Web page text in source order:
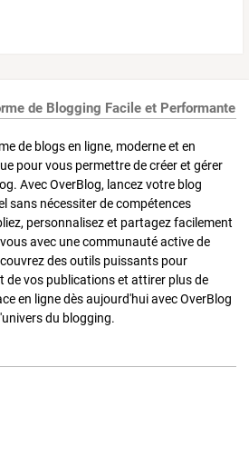
de Blogging Facile et Performante
de blogs en ligne, moderne et en
pour vous permettre de créer et gérer
Avec OverBlog, lancez votre blog
sans nécessiter de compétences
personnalisez et partagez facilement
avec une communauté active de
des outils puissants pour
de vos publications et attirer plus de
en ligne dès aujourd'hui avec OverBlog
du blogging.